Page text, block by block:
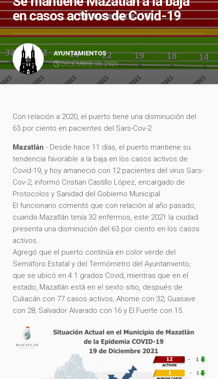
en casos activos de Covid-19
AYUNTAMIENTOS
DICIEMBRE 20, 2021
Con relación a 2020, el puerto tiene una disminución del
63 por ciento en pacientes del Sars-Cov-2
Mazatlán.- Desde hace 11 días, el puerto mantiene su
tendencia favorable a la baja en los casos activos de
Covid-19, y hoy amaneció con 12 pacientes del virus Sars-
Cov-2, informó Cristian Castillo López, encargado de
Protocolos y Sanidad del Gobierno Municipal.
El funcionario comentó que con relación al año pasado,
cuando Mazatlán tenía 32 enfermos, este 2021 la ciudad
presenta una disminución del 63 por ciento en los casos
activos.
Agregó que el puerto continúa en color verde del
Semáforo Estatal y del Termómetro del Ayuntamiento,
que se ubicó en 4.1 grados Covid, mientras que en el
estado, Mazatlán está en el sexto sitio, después de
Culiacán con 77 casos activos, Ahome con 32, Guasave
con 28, Salvador Alvarado con 16 y El Fuerte con 15.